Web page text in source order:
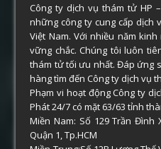
Công ty dịch vụ thám tử HP
những công ty cung cấp dịch
Việt Nam. Với nhiều năm
vững chắc. Chúng tôi luôn
thám tử tối ưu nhất. Đáp ứng
hàng tìm đến Công ty dịch vụ
Phạm vi hoạt động Công ty
Phát 24/7 có mặt 63/63 tỉnh
Miền Nam: Số 129 Trần Đình
Quận 1, Tp.HCM